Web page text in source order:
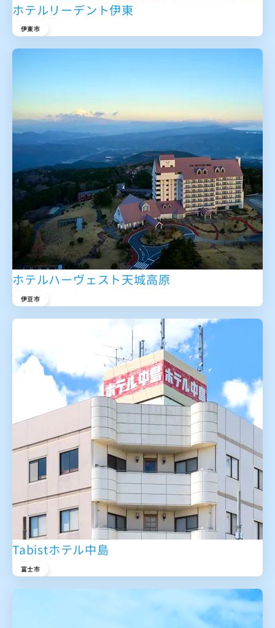
ホテルリーデント伊東
伊東市
ホテルハーヴェスト天城高原
伊豆市
Tabistホテル中島
富士市